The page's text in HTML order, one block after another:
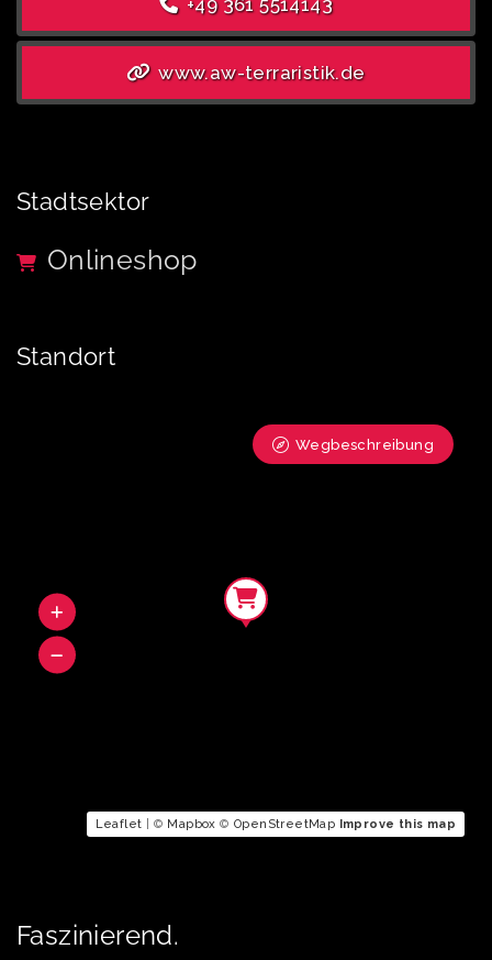
www.aw-terraristik.de
Stadtsektor
Onlineshop
Standort
Leaflet | © Mapbox © OpenStreetMap Improve this map
Wegbeschreibung
Faszinierend.